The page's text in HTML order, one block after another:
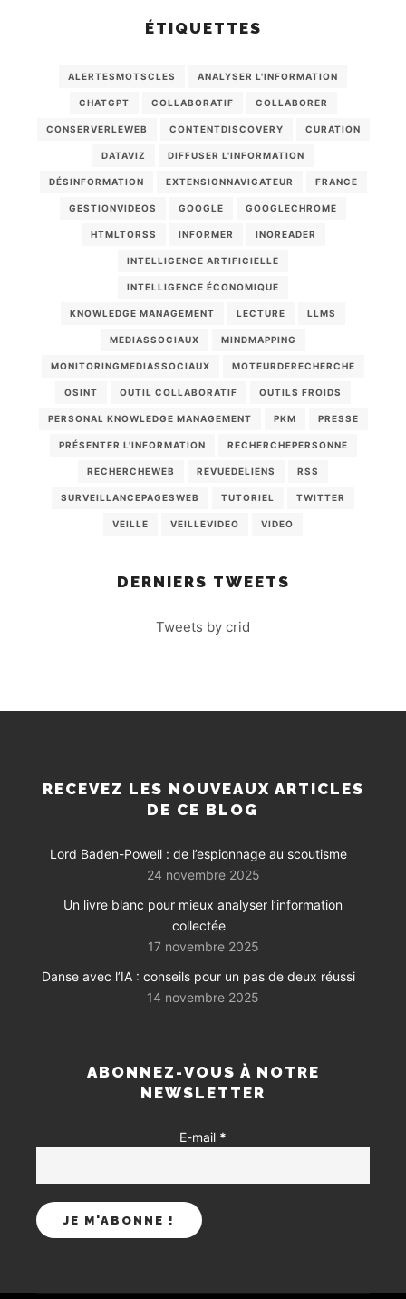
ÉTIQUETTES
ALERTESMOTSCLES ANALYSER L'INFORMATION
CHATGPT COLLABORATIF COLLABORER
CONSERVERLEWEB CONTENTDISCOVERY CURATION
DATAVIZ DIFFUSER L'INFORMATION
DÉSINFORMATION EXTENSIONNAVIGATEUR FRANCE
GESTIONVIDEOS GOOGLE GOOGLECHROME
HTMLTORSS INFORMER INOREADER
INTELLIGENCE ARTIFICIELLE
INTELLIGENCE ÉCONOMIQUE
KNOWLEDGE MANAGEMENT LECTURE LLMS
MEDIASSOCIAUX MINDMAPPING
MONITORINGMEDIASSOCIAUX MOTEURDERECHERCHE
OSINT OUTIL COLLABORATIF OUTILS FROIDS
PERSONAL KNOWLEDGE MANAGEMENT PKM PRESSE
PRÉSENTER L'INFORMATION RECHERCHEPERSONNE
RECHERCHEWEB REVUEDELIENS RSS
SURVEILLANCEPAGESWEB TUTORIEL TWITTER
VEILLE VEILLEVIDEO VIDEO
DERNIERS TWEETS
Tweets by crid
RECEVEZ LES NOUVEAUX ARTICLES
DE CE BLOG
Lord Baden-Powell : de l’espionnage au scoutisme
24 novembre 2025
Un livre blanc pour mieux analyser l’information
collectée
17 novembre 2025
Danse avec l’IA : conseils pour un pas de deux réussi
14 novembre 2025
ABONNEZ-VOUS À NOTRE
NEWSLETTER
E-mail *